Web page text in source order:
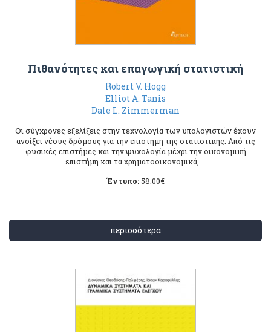
Πιθανότητες και επαγωγική στατιστική
Robert V. Hogg
Elliot A. Tanis
Dale L. Zimmerman
Οι σύγχρονες εξελίξεις στην τεχνολογία των υπολογιστών έχουν
ανοίξει νέους δρόμους για την επιστήμη της στατιστικής. Από τις
φυσικές επιστήμες και την ψυχολογία μέχρι την οικονομική
επιστήμη και τα χρηματοοικονομικά, ...
Έντυπο: 58.00€
περισσότερα